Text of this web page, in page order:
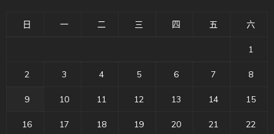
日 一 二 三 四 五 六
1
2 3 4 5 6 7 8
9 10 11 12 13 14 15
16 17 18 19 20 21 22